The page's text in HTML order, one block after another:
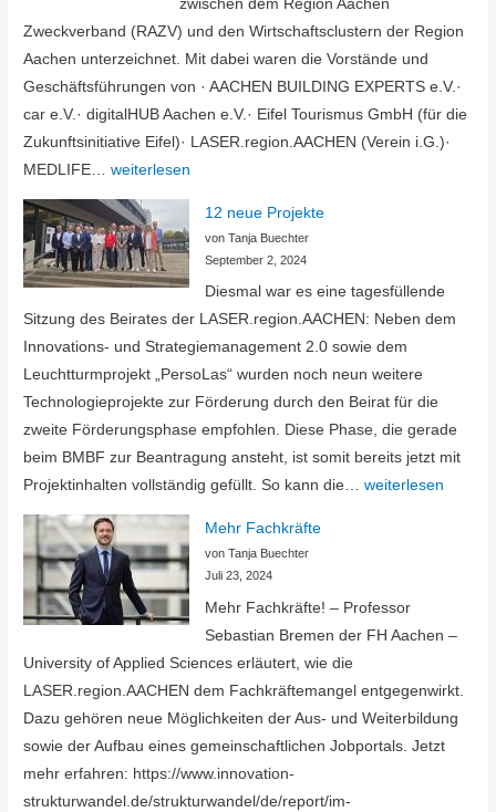
zwischen dem Region Aachen
Zweckverband (RAZV) und den Wirtschaftsclustern der Region
Aachen unterzeichnet. Mit dabei waren die Vorstände und
Geschäftsführungen von · AACHEN BUILDING EXPERTS e.V.·
car e.V.· digitalHUB Aachen e.V.· Eifel Tourismus GmbH (für die
Zukunftsinitiative Eifel)· LASER.region.AACHEN (Verein i.G.)·
MEDLIFE…Kooperation
unterzeichnet
weiterlesen
12 neue Projekte
von Tanja Buechter
September 2, 2024
Diesmal war es eine tagesfüllende
Sitzung des Beirates der LASER.region.AACHEN: Neben dem
Innovations- und Strategiemanagement 2.0 sowie dem
Leuchtturmprojekt „PersoLas“ wurden noch neun weitere
Technologieprojekte zur Förderung durch den Beirat für die
zweite Förderungsphase empfohlen. Diese Phase, die gerade
beim BMBF zur Beantragung ansteht, ist somit bereits jetzt mit
Projektinhalten vollständig gefüllt. So kann die…12
weiterlesen
Mehr Fachkräfte
von Tanja Buechter
Juli 23, 2024
Mehr Fachkräfte! – Professor
Sebastian Bremen der FH Aachen –
University of Applied Sciences erläutert, wie die
LASER.region.AACHEN dem Fachkräftemangel entgegenwirkt.
Dazu gehören neue Möglichkeiten der Aus- und Weiterbildung
sowie der Aufbau eines gemeinschaftlichen Jobportals. Jetzt
mehr erfahren: https://www.innovation-
strukturwandel.de/strukturwandel/de/report/im-